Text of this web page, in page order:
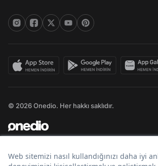
© 2026 Onedio. Her hakkı saklıdır.
Bir markasıdır.